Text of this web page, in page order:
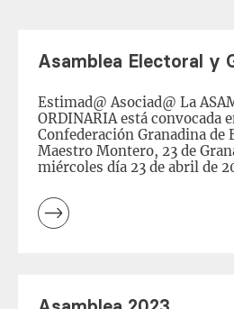
Asamblea Electoral y
Estimad@ Asociad@ La
ORDINARIA está convocada
Confederación Granadina de
Maestro Montero, 23 de
miércoles día 23 de abril de
podrás asistir
videoconferencia (puedes
gerencia). Esta asamblea […]